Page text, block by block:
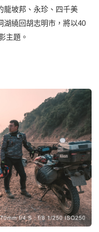
龍坡邦、永珍、四千美
湖繞回胡志明市，將以40
主題。